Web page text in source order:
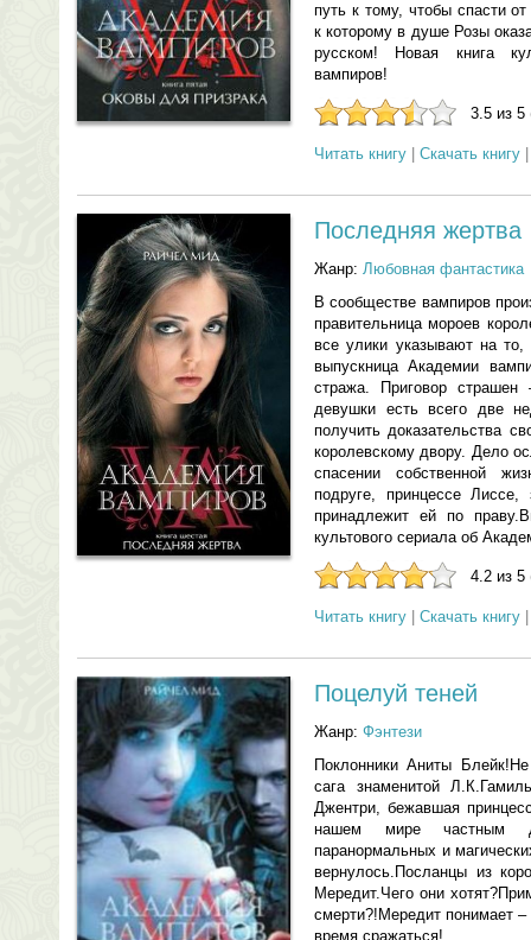
путь к тому, чтобы спасти
к которому в душе Розы
русском! Новая книга
вампиров!
3.5 из 5
Читать книгу Скачать книгу
Последняя жертва
Жанр: Любовная фантастика
В сообществе вампиров
правительница мороев
все улики указывают на
выпускница Академии
стража. Приговор
девушки есть всего две
получить доказательства
королевскому двору. Дело
спасении собственной
подруге, принцессе Лиссе,
принадлежит ей по
культового сериала об
4.2 из 5
Читать книгу Скачать книгу
Поцелуй теней
Жанр: Фэнтези
Поклонники Аниты
сага знаменитой
Джентри, бежавшая
нашем мире частным
паранормальных и
вернулось.Посланцы из
Мередит.Чего они
смерти?!Мередит понимает –
время сражаться!